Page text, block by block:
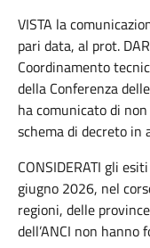
VISTA la
pari data, al prot.
Coordinamento
della Conferenza
ha comunicato di
schema di decreto in
CONSIDERATI gli
giugno 2026, nel
regioni, delle
dell’ANCI non hanno